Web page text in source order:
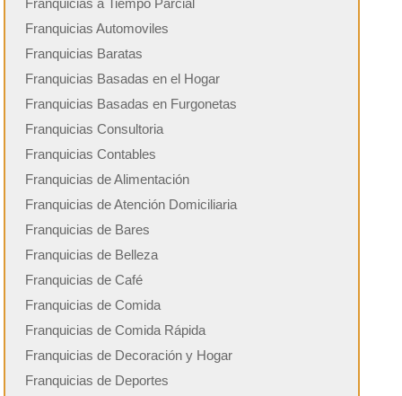
Franquicias Automoviles
Franquicias Baratas
Franquicias Basadas en el Hogar
Franquicias Basadas en Furgonetas
Franquicias Consultoria
Franquicias Contables
Franquicias de Alimentación
Franquicias de Atención Domiciliaria
Franquicias de Bares
Franquicias de Belleza
Franquicias de Café
Franquicias de Comida
Franquicias de Comida Rápida
Franquicias de Decoración y Hogar
Franquicias de Deportes